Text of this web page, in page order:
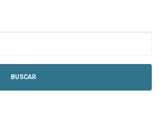
BUSCAR